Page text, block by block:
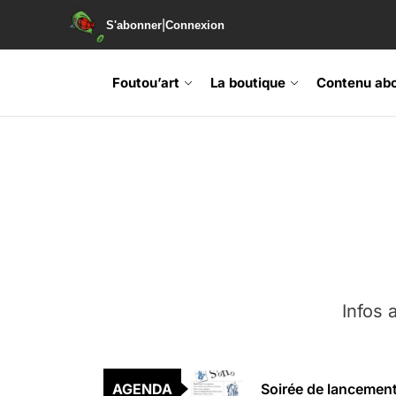
S'abonner Connexion
Foutou’art La boutique Contenu
Infos
AGENDA
Agenda :
Soirée de